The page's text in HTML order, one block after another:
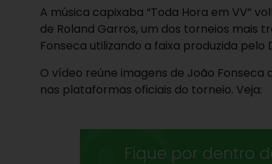
A música capixaba “Toda Hora em VV”
de Roland Garros, um dos torneios mais
Fonseca utilizando a faixa produzida
O vídeo reúne imagens de João
nas plataformas oficiais do torneio. Veja: